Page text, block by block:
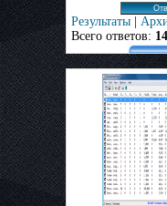
Результаты |
Всего ответов: